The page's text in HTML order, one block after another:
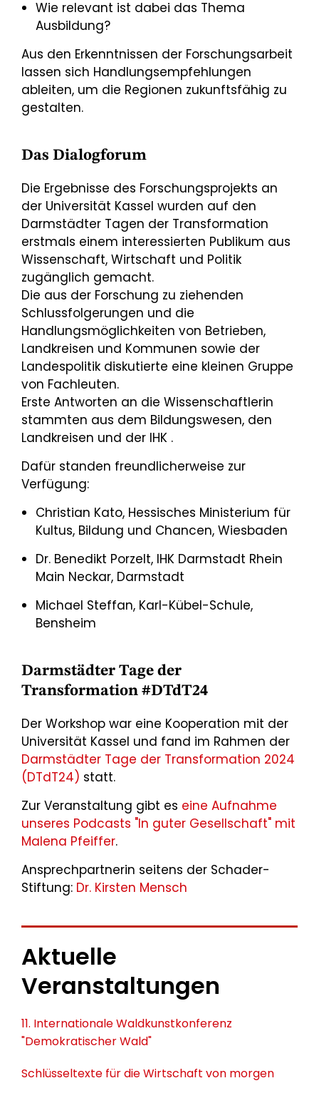
Wie relevant ist dabei das Thema
Ausbildung?
Aus den Erkenntnissen der Forschungsarbeit
lassen sich Handlungsempfehlungen
ableiten, um die Regionen zukunftsfähig zu
gestalten.
Das Dialogforum
Die Ergebnisse des Forschungsprojekts an
der Universität Kassel wurden auf den
Darmstädter Tagen der Transformation
erstmals einem interessierten Publikum aus
Wissenschaft, Wirtschaft und Politik
zugänglich gemacht.
Die aus der Forschung zu ziehenden
Schlussfolgerungen und die
Handlungsmöglichkeiten von Betrieben,
Landkreisen und Kommunen sowie der
Landespolitik diskutierte eine kleinen Gruppe
von Fachleuten.
Erste Antworten an die Wissenschaftlerin
stammten aus dem Bildungswesen, den
Landkreisen und der IHK .
Dafür standen freundlicherweise zur
Verfügung:
Christian Kato, Hessisches Ministerium für
Kultus, Bildung und Chancen, Wiesbaden
Dr. Benedikt Porzelt, IHK Darmstadt Rhein
Main Neckar, Darmstadt
Michael Steffan, Karl-Kübel-Schule,
Bensheim
Darmstädter Tage der
Transformation #DTdT24
Der Workshop war eine Kooperation mit der
Universität Kassel und fand im Rahmen der
Darmstädter Tage der Transformation 2024
(DTdT24) statt.
Zur Veranstaltung gibt es eine Aufnahme
unseres Podcasts "In guter Gesellschaft" mit
Malena Pfeiffer.
Ansprechpartnerin seitens der Schader-
Stiftung: Dr. Kirsten Mensch
Aktuelle
Veranstaltungen
11. Internationale Waldkunstkonferenz
"Demokratischer Wald"
Schlüsseltexte für die Wirtschaft von morgen